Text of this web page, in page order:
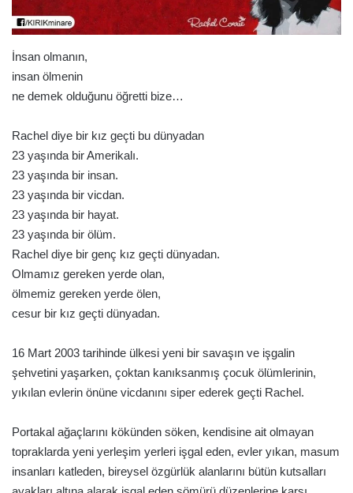
İnsan olmanın,
insan ölmenin
ne demek olduğunu öğretti bize…
Rachel diye bir kız geçti bu dünyadan
23 yaşında bir Amerikalı.
23 yaşında bir insan.
23 yaşında bir vicdan.
23 yaşında bir hayat.
23 yaşında bir ölüm.
Rachel diye bir genç kız geçti dünyadan.
Olmamız gereken yerde olan,
ölmemiz gereken yerde ölen,
cesur bir kız geçti dünyadan.
16 Mart 2003 tarihinde ülkesi yeni bir savaşın ve işgalin
şehvetini yaşarken, çoktan kanıksanmış çocuk ölümlerinin,
yıkılan evlerin önüne vicdanını siper ederek geçti Rachel.
Portakal ağaçlarını kökünden söken, kendisine ait olmayan
topraklarda yeni yerleşim yerleri işgal eden, evler yıkan, masum
insanları katleden, bireysel özgürlük alanlarını bütün kutsalları